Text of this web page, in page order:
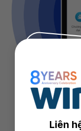
Liên